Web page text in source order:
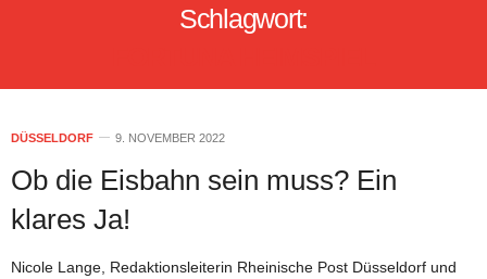
Schlagwort:
DÜSSELDORF 9. NOVEMBER 2022
Ob die Eisbahn sein muss? Ein
klares Ja!
Nicole Lange, Redaktionsleiterin Rheinische Post Düsseldorf und